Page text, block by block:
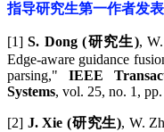
指导研究生第一作者发
[1]S. Dong (研究生),
Edge-aware guidance
parsing,"IEEE
Systems, vol. 25, no. 1,
[2] J. Xie (研究生), W.